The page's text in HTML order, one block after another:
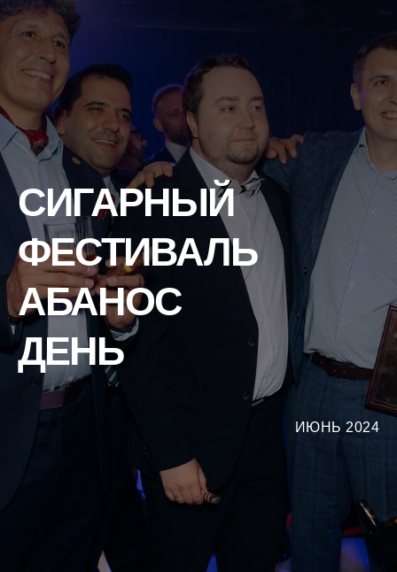
СИГАРНЫЙ
ФЕСТИВАЛЬ
АБАНОС
ДЕНЬ
ИЮНЬ 2024
7 июня в Перми для компании
кубинских сигар высшего
качества мы провели
14й сигарный фестиваль
ЗАКАЗЧИК: